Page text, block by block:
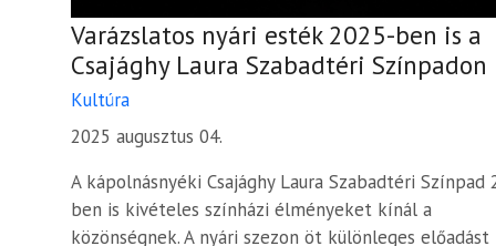
Varázslatos nyári esték 2025-ben is a
Csajághy Laura Szabadtéri Színpadon
Kultúra
2025 augusztus 04.
A kápolnásnyéki Csajághy Laura Szabadtéri Színpad
ben is kivételes színházi élményeket kínál a
közönségnek. A nyári szezon öt különleges előadást